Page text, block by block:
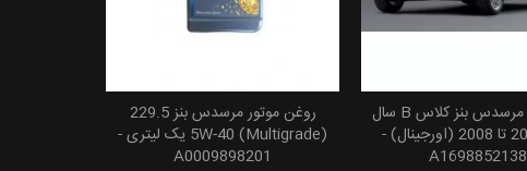
افزودن به سبد خریدروغن موتور مرسدس بنز 229.5
(5W-40 (Multigrade یک لیتری -
A0009898201
افزودن به سبد خرید
سپر عقب مرسدس بنز کلاس B سال
های 2005 تا 2008 (اورجینال) -
A1698852138